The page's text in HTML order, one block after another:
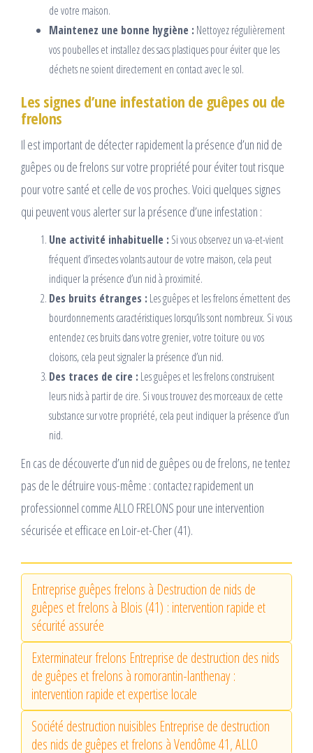
de votre maison.
Maintenez une bonne hygiène : Nettoyez régulièrement
vos poubelles et installez des sacs plastiques pour éviter que les
déchets ne soient directement en contact avec le sol.
Les signes d’une infestation de guêpes ou de
frelons
Il est important de détecter rapidement la présence d’un nid de
guêpes ou de frelons sur votre propriété pour éviter tout risque
pour votre santé et celle de vos proches. Voici quelques signes
qui peuvent vous alerter sur la présence d’une infestation :
Une activité inhabituelle : Si vous observez un va-et-vient
fréquent d’insectes volants autour de votre maison, cela peut
indiquer la présence d’un nid à proximité.
Des bruits étranges : Les guêpes et les frelons émettent des
bourdonnements caractéristiques lorsqu’ils sont nombreux. Si vous
entendez ces bruits dans votre grenier, votre toiture ou vos
cloisons, cela peut signaler la présence d’un nid.
Des traces de cire : Les guêpes et les frelons construisent
leurs nids à partir de cire. Si vous trouvez des morceaux de cette
substance sur votre propriété, cela peut indiquer la présence d’un
nid.
En cas de découverte d’un nid de guêpes ou de frelons, ne tentez
pas de le détruire vous-même : contactez rapidement un
professionnel comme ALLO FRELONS pour une intervention
sécurisée et efficace en Loir-et-Cher (41).
Entreprise guêpes frelons à Destruction de nids de
guêpes et frelons à Blois (41) : intervention rapide et
sécurité assurée
Exterminateur frelons Entreprise de destruction des nids
de guêpes et frelons à romorantin-lanthenay :
intervention rapide et expertise locale
Société destruction nuisibles Entreprise de destruction
des nids de guêpes et frelons à Vendôme 41, ALLO